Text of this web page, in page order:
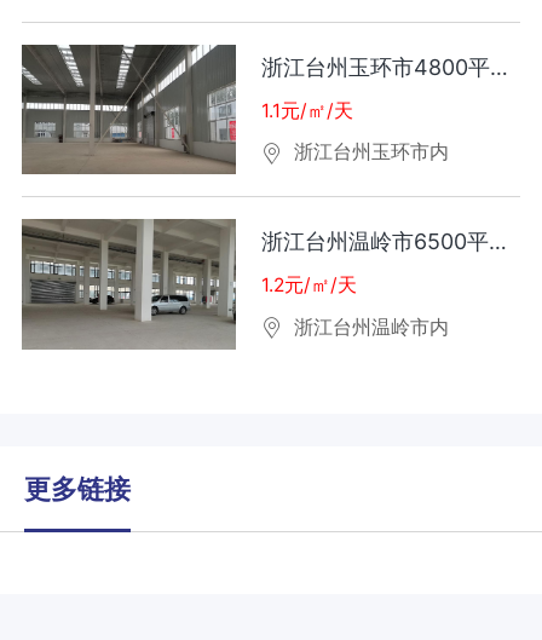
浙江台州玉环市4800平厂房出租
1.1元/㎡/天
浙江台州玉环市内
浙江台州温岭市6500平厂房出租
1.2元/㎡/天
浙江台州温岭市内
更多链接